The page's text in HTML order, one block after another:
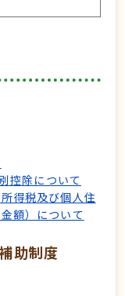
控除について
得税及び個人住
額）について
助制度